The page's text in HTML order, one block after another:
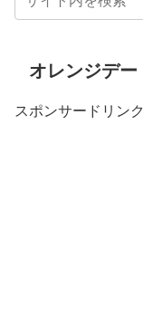
オレンジデー
スポンサードリンク